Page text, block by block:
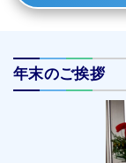
年末のご挨拶